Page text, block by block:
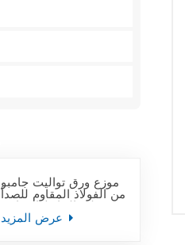
موزع ورق تواليت جامبو
من الفولاذ المقاوم للصدأ
على الحائط التجاري